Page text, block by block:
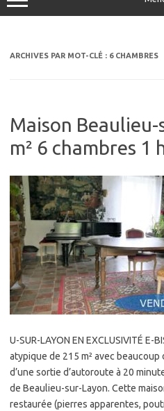
ARCHIVES PAR MOT-CLÉ : 6 CHAMBRES
Maison
m² 6 chambres 1
U-SUR-LAYON EN EXCLUSIVITÉ E-
atypique de 215 m² avec
d’une sortie d’autoroute à 20
de Beaulieu-sur-Layon. Cette
restaurée (pierres apparentes,